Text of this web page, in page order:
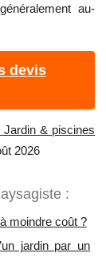
au-
devis
Jardin & piscines
2026
:
moindre coût ?
jardin par un